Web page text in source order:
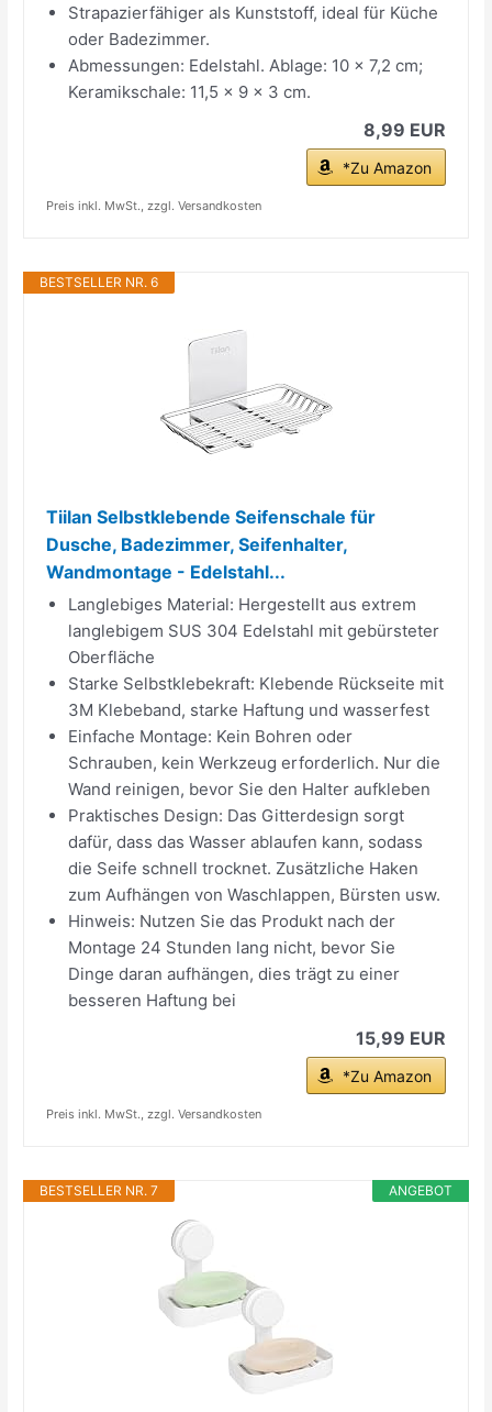
Strapazierfähiger als Kunststoff, ideal für Küche
oder Badezimmer.
Abmessungen: Edelstahl. Ablage: 10 x 7,2 cm;
Keramikschale: 11,5 x 9 x 3 cm.
8,99 EUR
*Zu Amazon
Preis inkl. MwSt., zzgl. Versandkosten
BESTSELLER NR. 6
Tiilan Selbstklebende Seifenschale für
Dusche, Badezimmer, Seifenhalter,
Wandmontage - Edelstahl...
Langlebiges Material: Hergestellt aus extrem
langlebigem SUS 304 Edelstahl mit gebürsteter
Oberfläche
Starke Selbstklebekraft: Klebende Rückseite mit
3M Klebeband, starke Haftung und wasserfest
Einfache Montage: Kein Bohren oder
Schrauben, kein Werkzeug erforderlich. Nur die
Wand reinigen, bevor Sie den Halter aufkleben
Praktisches Design: Das Gitterdesign sorgt
dafür, dass das Wasser ablaufen kann, sodass
die Seife schnell trocknet. Zusätzliche Haken
zum Aufhängen von Waschlappen, Bürsten usw.
Hinweis: Nutzen Sie das Produkt nach der
Montage 24 Stunden lang nicht, bevor Sie
Dinge daran aufhängen, dies trägt zu einer
besseren Haftung bei
15,99 EUR
*Zu Amazon
Preis inkl. MwSt., zzgl. Versandkosten
ANGEBOT
BESTSELLER NR. 7